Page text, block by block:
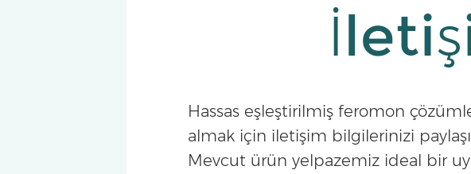
Hassas eşleştirilmiş feromon
almak için iletişim bilgilerinizi
Mevcut ürün yelpazemiz ideal bir